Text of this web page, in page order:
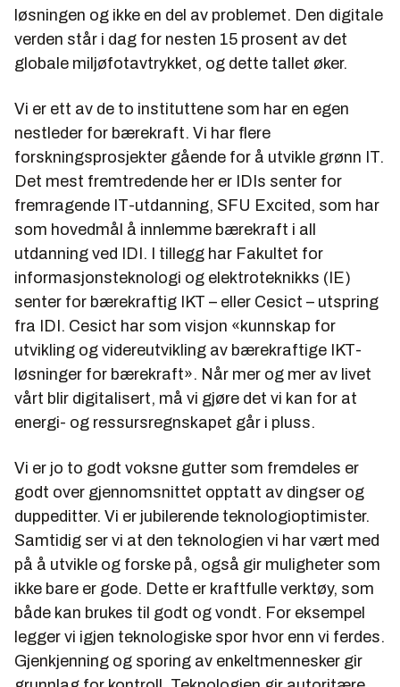
løsningen og ikke en del av problemet. Den digitale
verden står i dag for nesten 15 prosent av det
globale miljøfotavtrykket, og dette tallet øker.
Vi er ett av de to instituttene som har en egen
nestleder for bærekraft. Vi har flere
forskningsprosjekter gående for å utvikle grønn IT.
Det mest fremtredende her er IDIs senter for
fremragende IT-utdanning, SFU Excited, som har
som hovedmål å innlemme bærekraft i all
utdanning ved IDI. I tillegg har Fakultet for
informasjonsteknologi og elektroteknikks (IE)
senter for bærekraftig IKT – eller Cesict – utspring
fra IDI. Cesict har som visjon «kunnskap for
utvikling og videreutvikling av bærekraftige IKT-
løsninger for bærekraft». Når mer og mer av livet
vårt blir digitalisert, må vi gjøre det vi kan for at
energi- og ressursregnskapet går i pluss.
Vi er jo to godt voksne gutter som fremdeles er
godt over gjennomsnittet opptatt av dingser og
duppeditter. Vi er jubilerende teknologioptimister.
Samtidig ser vi at den teknologien vi har vært med
på å utvikle og forske på, også gir muligheter som
ikke bare er gode. Dette er kraftfulle verktøy, som
både kan brukes til godt og vondt. For eksempel
legger vi igjen teknologiske spor hvor enn vi ferdes.
Gjenkjenning og sporing av enkeltmennesker gir